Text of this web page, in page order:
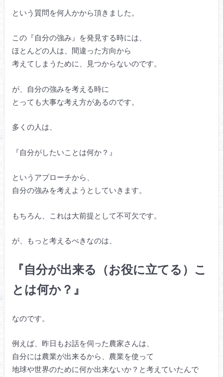
という質問を何人かから頂きました。
この『自分の強み』を発見する時には、
ほとんどの人は、間違った方向から
考えてしまうために、見つからないのです。
が、自分の強みを考える時に
とっても大事な考え方があるのです。
多くの人は、
『自分がしたいことは何か？』
というアプローチから、
自分の強みを考えようとしていきます。
もちろん、これは大前提として不可欠です。
が、もっと考えるべきなのは、
『自分が出来る（お役に立てる）こ
とは何か？』
なのです。
例えば、昨日もお話を伺った農家さんは、
自分には農業が出来るから、農業を使って
地球や世界のために何か出来ないか？と考えていたんで